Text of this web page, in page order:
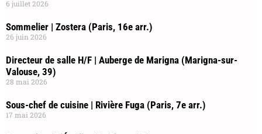
6 juillet 2026
Sommelier | Zostera (Paris, 16e arr.)
26 juin 2026
Directeur de salle H/F | Auberge de Marigna (Marigna-sur-
Valouse, 39)
28 mai 2026
Sous-chef de cuisine | Rivière Fuga (Paris, 7e arr.)
17 mai 2026